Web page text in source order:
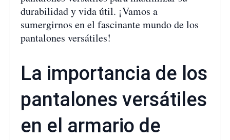
durabilidad y vida útil. ¡Vamos a
sumergirnos en el fascinante mundo de los
pantalones versátiles!
La importancia de los
pantalones versátiles
en el armario de